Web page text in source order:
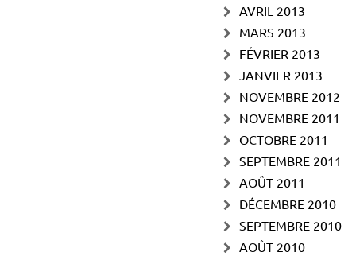
AVRIL 2013
MARS 2013
FÉVRIER 2013
JANVIER 2013
NOVEMBRE 2012
NOVEMBRE 2011
OCTOBRE 2011
SEPTEMBRE 2011
AOÛT 2011
DÉCEMBRE 2010
SEPTEMBRE 2010
AOÛT 2010